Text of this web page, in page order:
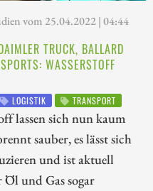
vom 25.04.2022 | 04:44
TRUCK, BALLARD
WASSERSTOFF
LOGISTIK TRANSPORT
lassen sich nun kaum
sauber, es lässt sich
und ist aktuell
Öl und Gas sogar